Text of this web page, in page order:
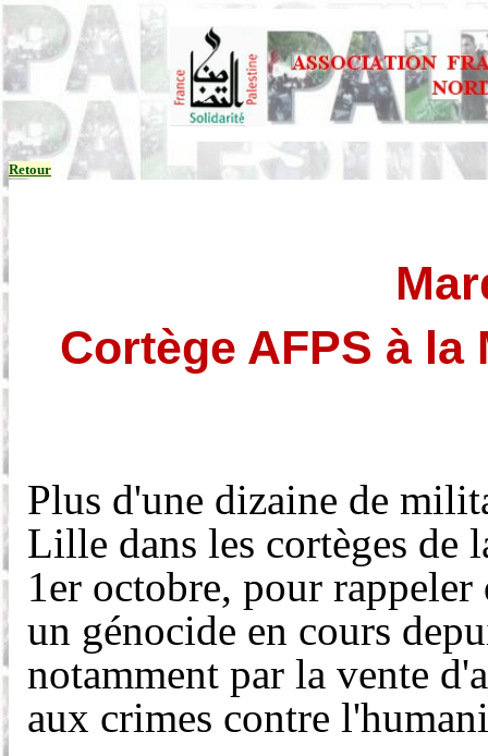
Retour
Cortège AFPS à
Plus d'une dizaine de
Lille dans les cortèges de
1er octobre, pour
un génocide en cours
notamment par la vente
aux crimes contre